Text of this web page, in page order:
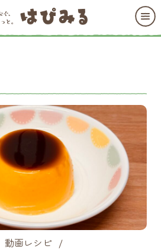
動画レシピ